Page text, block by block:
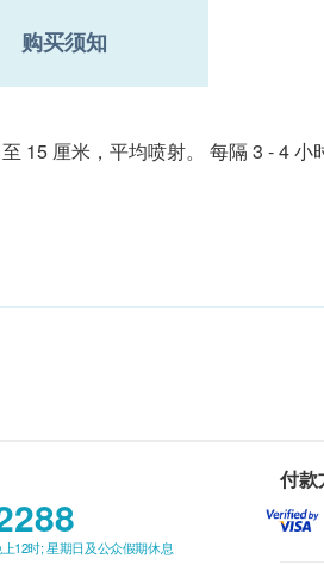
购买须知
15 厘米，平均喷射。 每隔 3 - 4 小
12时; 星期日及公众假期休息
付款